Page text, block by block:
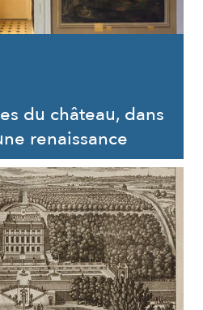
du château, dans
renaissance